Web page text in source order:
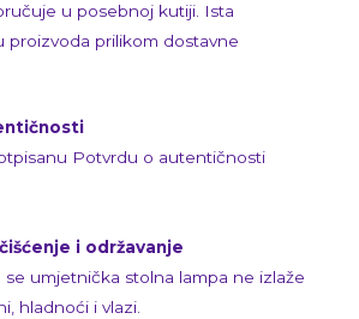
u posebnoj kutiji. Ista
proizvoda prilikom dostavne
Potvrdu o autentičnosti
i održavanje
umjetnička stolna lampa ne izlaže
hladnoći i vlazi.